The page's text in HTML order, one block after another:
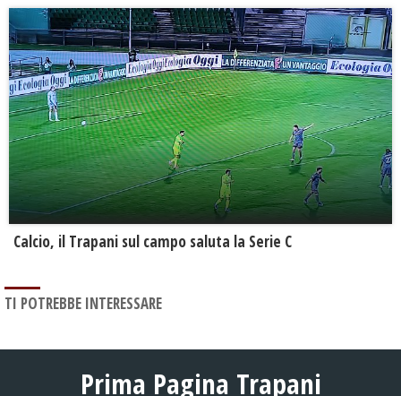
Calcio, il Trapani sul campo saluta la Serie C
TI POTREBBE INTERESSARE
Prima Pagina Trapani